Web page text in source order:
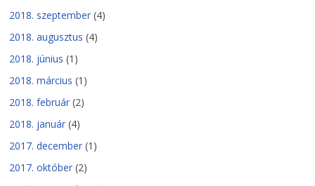
2018. szeptember (4)
2018. augusztus (4)
2018. június (1)
2018. március (1)
2018. február (2)
2018. január (4)
2017. december (1)
2017. október (2)